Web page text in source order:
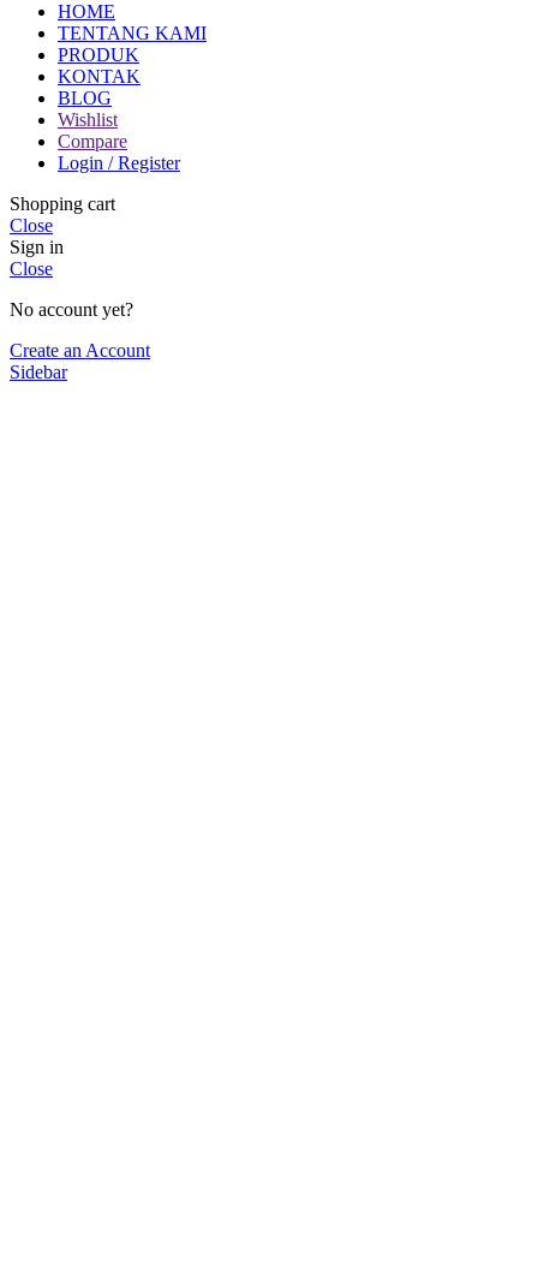
HOME
TENTANG KAMI
PRODUK
KONTAK
BLOG
Wishlist
Compare
Login / Register
Shopping cart
Close
Sign in
Close
No account yet?
Create an Account
Sidebar